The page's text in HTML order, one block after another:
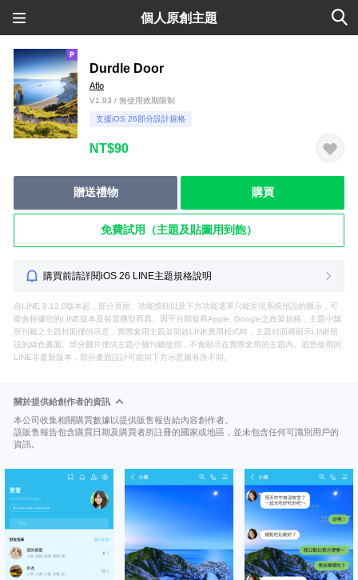
個人原創主題
Durdle Door
Aflo
V1.93 / 無使用效期限制
支援iOS 26部分設計規格
NT$90
贈送禮物 購買
免費試用（主題及貼圖用到飽）
購買前請詳閱iOS 26 LINE主題規格說明
自LINE 9.12.0版本起，部分頁面、功能按鈕以及下方功能選單只能呈現系統預設的圖示，可
能會根據您的LINE版本及裝置機型而異。因平台開發商Apple, Google之政策規格，主題小舖
所刊載之主題封面僅供示意，實際套用主題並開啟LINE應用程式時，主題封面將顯示LINE預
設的綠色畫面。部分圖片僅供主題小舖刊載使用，不會顯示在實際套用的主題內。若您使用的
LINE非最新版本，部分畫面設計可能與下方示意圖有所不同。
關於提供給創作者的資訊
本公司收集相關購買數據以提供販售報告給內容創作者。
該販售報告包含購買日期及購買者所註冊的國家或地區，並未包含任何可識別用戶的
資訊。